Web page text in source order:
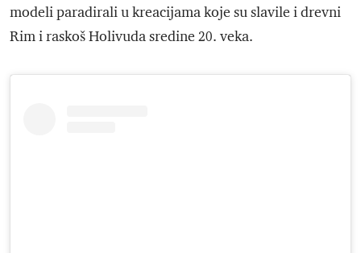
modeli paradirali u kreacijama koje su slavile i drevni
Rim i raskoš Holivuda sredine 20. veka.